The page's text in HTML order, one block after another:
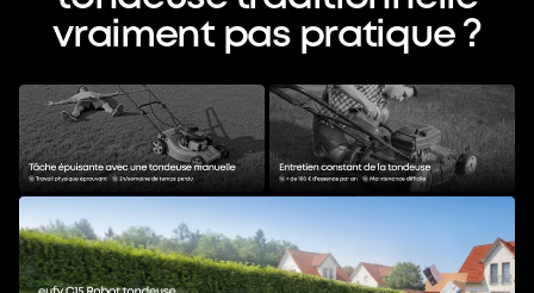
vraiment pas pratique ?